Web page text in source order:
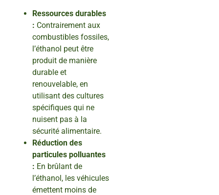
Ressources durables
: Contrairement aux
combustibles fossiles,
l’éthanol peut être
produit de manière
durable et
renouvelable, en
utilisant des cultures
spécifiques qui ne
nuisent pas à la
sécurité alimentaire.
Réduction des
particules polluantes
: En brûlant de
l’éthanol, les véhicules
émettent moins de